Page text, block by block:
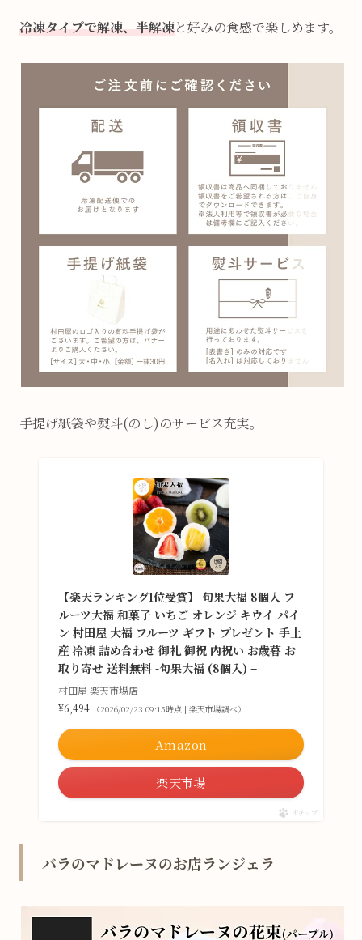
冷凍タイプで解凍、半解凍と好みの食感で楽しめます。
手提げ紙袋や熨斗(のし)のサービス充実。
【楽天ランキング1位受賞】 旬果大福 8個入 フ
ルーツ大福 和菓子 いちご オレンジ キウイ パイ
ン 村田屋 大福 フルーツ ギフト プレゼント 手土
産 冷凍 詰め合わせ 御礼 御祝 内祝い お歳暮 お
取り寄せ 送料無料 -旬果大福 (8個入) –
村田屋 楽天市場店
¥6,494 （2026/02/23 09:15時点 | 楽天市場調べ）
Amazon
楽天市場
ポチップ
バラのマドレーヌのお店ランジェラ